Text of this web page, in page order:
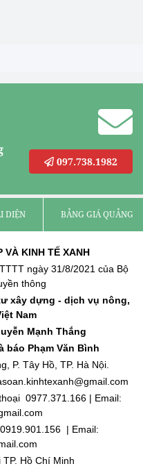
097.738.1982
DIỆN BẢNG GIÁ QUẢNG
VÀ KINH TẾ XANH
ngày 31/8/2021 của Bộ
thông
xây dựng - dịch vụ nông,
Nam
Mạnh Thắng
báo Phạm Văn Bình
P. Tây Hồ, TP. Hà Nội.
0977.371.166 | Email:
| Email:
Hồ Chí Minh